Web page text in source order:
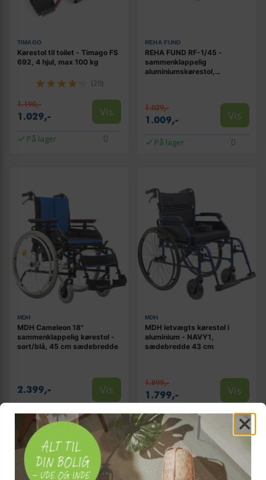
TIMAGO
Kørestol til toilet - Timago FS
692, 4 hjul, max 100 kg
(20)
1.190,-
1.029,- Vis
På lager
REHA FUND
REHA FUND RF-1/45 -
sammenklappelig
aluminiumskørestol,
1.029,-
1.009,- Vis
På lager
MDH
MDH Cameleon 18"
sammenklappelig kørestol -
sort/blå, 45 cm sædebredde
2.399,- Vis
På lager
MDH
MDH letvægts kørestol i
aluminium - NAVY1,
sædebredde 43 cm
1.899,-
1.799,- Vis
På lager
TILBUD